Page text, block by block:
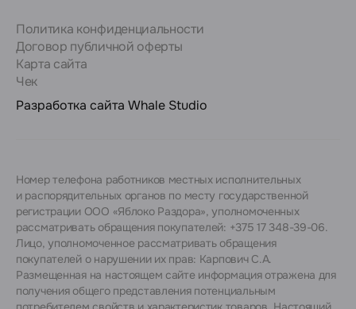
Политика конфиденциальности
Договор публичной оферты
Карта сайта
Чек
Разработка сайта Whale Studio
Номер телефона работников местных исполнительных
и распорядительных органов по месту государственной
регистрации ООО «Яблоко Раздора», уполномоченных
рассматривать обращения покупателей: +375 17 348-39-06.
Лицо, уполномоченное рассматривать обращения
покупателей о нарушении их прав: Карпович С.А.
Размещенная на настоящем сайте информация отражена для
получения общего представления потенциальным